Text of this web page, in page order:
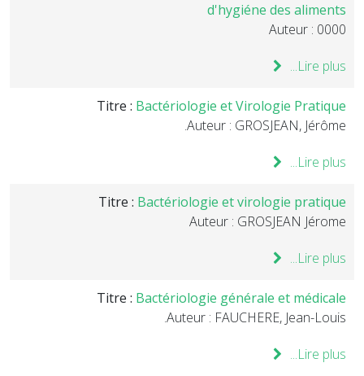
d'hygiéne des aliments
Auteur : 0000
Lire plus...
Titre : Bactériologie et Virologie Pratique
Auteur : GROSJEAN, Jérôme.
Lire plus...
Titre : Bactériologie et virologie pratique
Auteur : GROSJEAN Jérome
Lire plus...
Titre : Bactériologie générale et médicale
Auteur : FAUCHERE, Jean-Louis.
Lire plus...